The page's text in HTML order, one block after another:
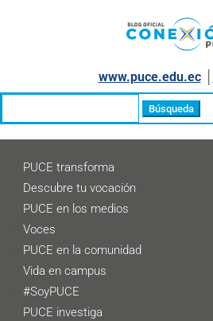
www.puce.edu.ec│
PUCE transforma
Descubre tu vocación
PUCE en los medios
Voces
PUCE en la comunidad
Vida en campus
#SoyPUCE
PUCE investiga